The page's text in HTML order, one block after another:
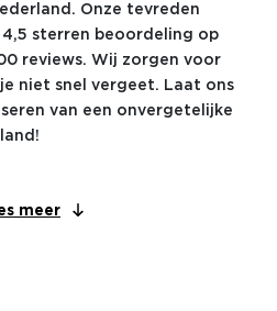
Onze tevreden
4,5 sterren beoordeling op
reviews. Wij zorgen voor
niet snel vergeet. Laat ons
van een onvergetelijke
meer